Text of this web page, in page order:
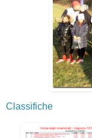
Classifiche